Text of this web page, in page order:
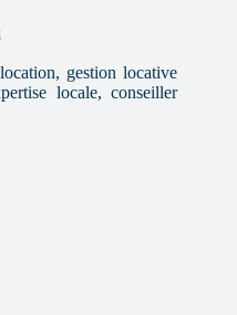
gestion locative
locale, conseiller